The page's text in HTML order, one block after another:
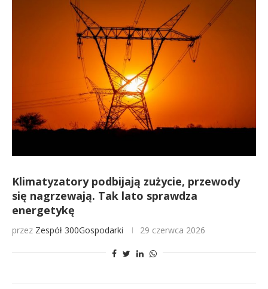
Klimatyzatory podbijają zużycie, przewody
się nagrzewają. Tak lato sprawdza
energetykę
przez Zespół 300Gospodarki 29 czerwca 2026